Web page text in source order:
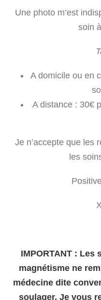
Une photo m’est
soin
A domicile ou en
A distance : 30€
Je n’accepte que les
les
IMPORTANT : Les
magnétisme ne
médecine dite
soulager. Je vous